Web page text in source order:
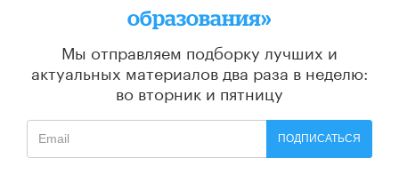
образования»
Мы отправляем подборку лучших и
актуальных материалов два раза в неделю:
во вторник и пятницу
ПОДПИСАТЬСЯ